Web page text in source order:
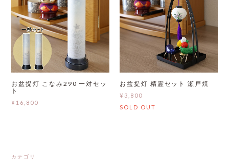
お盆提灯 こなみ290 一対セッ
ト
¥16,800
お盆提灯 精霊セット 瀬戸焼
¥3,800
SOLD OUT
カテゴリ